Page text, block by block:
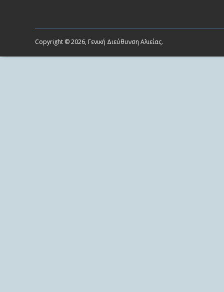
Copyright © 2026, Γενική Διεύθυνση Αλιείας.